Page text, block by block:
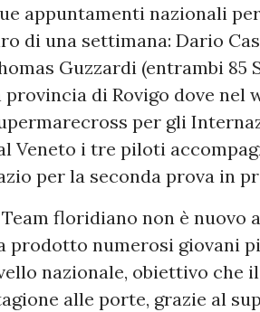
appuntamenti nazionali
di una settimana: Dario
Guzzardi (entrambi 85
provincia di Rovigo dove nel
per gli
Veneto i tre piloti
per la seconda prova in
floridiano non è nuovo
prodotto numerosi giovani
nazionale, obiettivo che
alle porte, grazie al